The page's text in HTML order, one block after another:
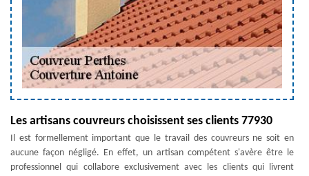
Les artisans couvreurs choisissent ses clients 77930
Il est formellement important que le travail des couvreurs ne soit en
aucune façon négligé. En effet, un artisan compétent s'avère être le
professionnel qui collabore exclusivement avec les clients qui livrent